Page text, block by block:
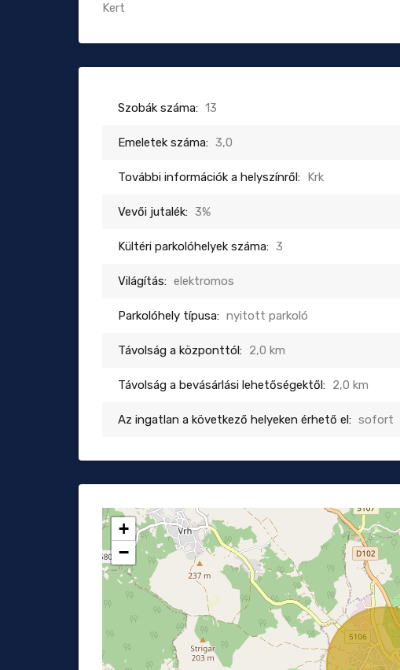
Kert
Szobák száma: 13
Emeletek száma: 3,0
További információk a helyszínről: Krk
Vevői jutalék: 3%
Kültéri parkolóhelyek száma: 3
Világítás: elektromos
Parkolóhely típusa: nyitott parkoló
Távolság a központtól: 2,0 km
Távolság a bevásárlási lehetőségektől: 2,0 km
Az ingatlan a következő helyeken érhető el: sofort
+
−